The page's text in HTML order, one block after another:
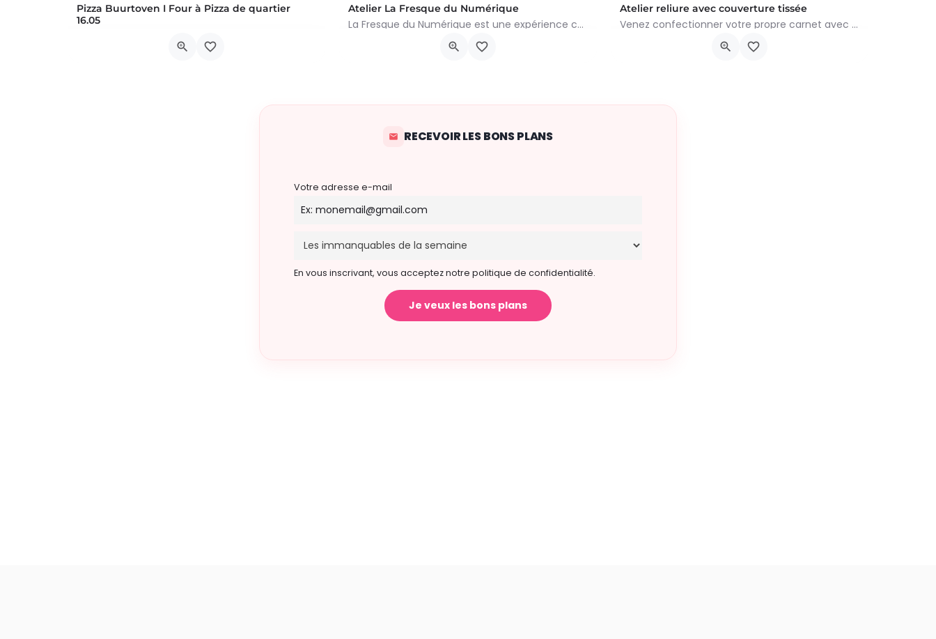
Pizza Buurtoven I Four à Pizza de quartier
16.05
Avenue de la Couronne, 12
Atelier La Fresque du Numérique
La Fresque du Numérique est une expérience collaborative, pédagogique et ludique qui permet de comprendre les…
Chaussée de Waterloo, 935
Atelier reliure avec couverture tissée
Venez confectionner votre propre carnet avec une couverture tissée faite à partir de planches de bandes…
Rue du Doyenné, 64
RECEVOIR LES BONS PLANS
Votre adresse e-mail
En vous inscrivant, vous acceptez notre politique de confidentialité.